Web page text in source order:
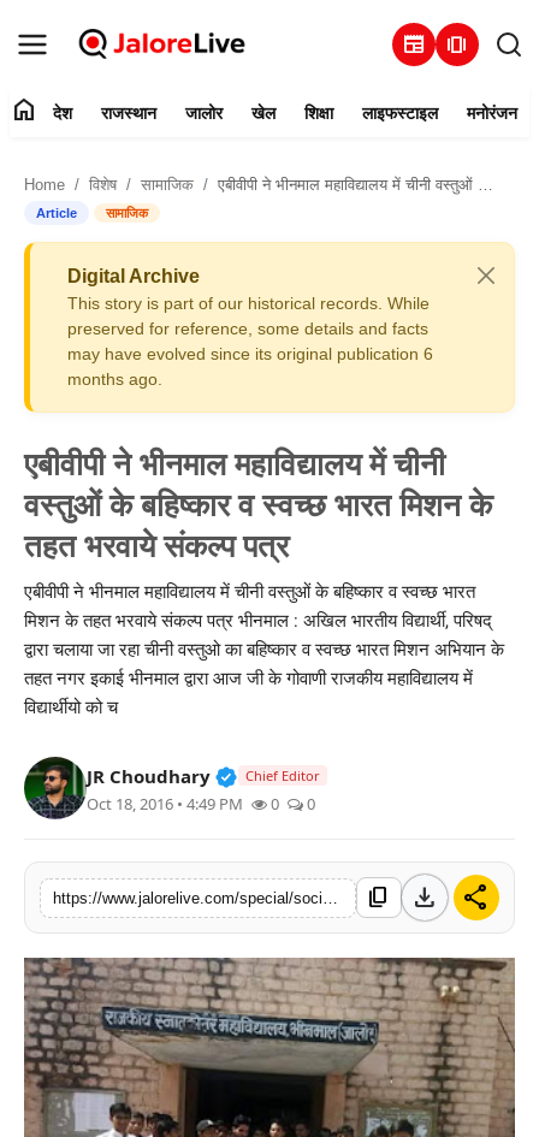
newspaper amp_stories
संपर्क करें
राजस्थान
खेल
शिक्षा
लाइफस्टाइल
मनोरंजन
तकनीक
बिज़नेस
home देश राजस्थान जालोर खेल शिक्षा लाइफस्टाइल मनोरंजन
Home विशेष सामाजिक एबीवीपी ने भीनमाल महाविद्यालय में चीनी वस्तुओं के बहिष्कार व स्वच्छ भारत मिशन के तहत भरवाये संकल्प पत्र
Article सामाजिक
Digital Archive
This story is part of our historical records. While
preserved for reference, some details and facts
may have evolved since its original publication 6
months ago.
एबीवीपी ने भीनमाल महाविद्यालय में चीनी
वस्तुओं के बहिष्कार व स्वच्छ भारत मिशन के
तहत भरवाये संकल्प पत्र
एबीवीपी ने भीनमाल महाविद्यालय में चीनी वस्तुओं के बहिष्कार व स्वच्छ भारत
मिशन के तहत भरवाये संकल्प पत्र भीनमाल : अखिल भारतीय विद्यार्थी, परिषद्
द्वारा चलाया जा रहा चीनी वस्तुओ का बहिष्कार व स्वच्छ भारत मिशन अभियान के
तहत नगर इकाई भीनमाल द्वारा आज जी के गोवाणी राजकीय महाविद्यालय में
विद्यार्थीयो को च
JR Choudhary Verified Public Figure • 30 Mar,
Chief Editor
Oct 18, 2016 • 4:49 PM 0 0
content_copy download share